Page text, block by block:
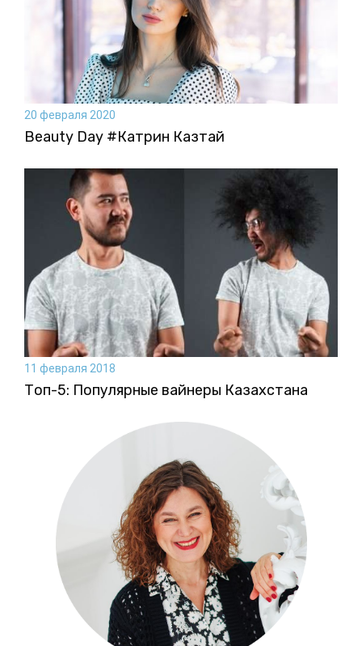
20 февраля 2020
Beauty Day #Катрин Казтай
11 февраля 2018
Топ-5: Популярные вайнеры Казахстана